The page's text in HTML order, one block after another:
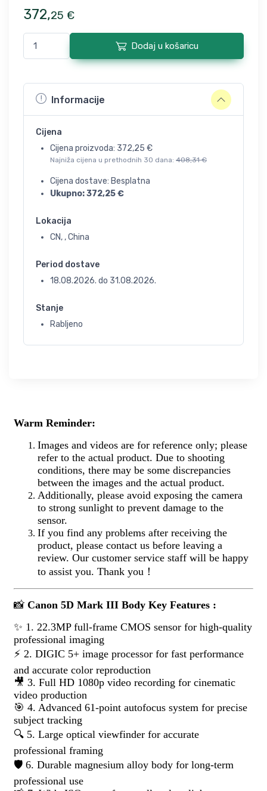
372,25 €
Dodaj u košaricu
Informacije
Cijena
Cijena proizvoda: 372,25 €
Najniža cijena u prethodnih 30 dana: 408,31 €
Cijena dostave: Besplatna
Ukupno:372,25€
Lokacija
CN, , China
Period dostave
18.08.2026. do 31.08.2026.
Stanje
Rabljeno